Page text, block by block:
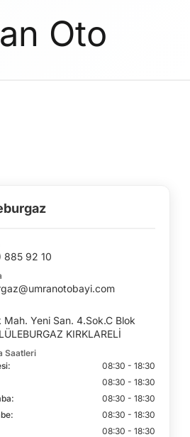
Oto
885 92 10
Mah. Yeni San. 4.Sok.C Blok
KIRKLARELİ
Saatleri
08:30 - 18:30
08:30 - 18:30
08:30 - 18:30
08:30 - 18:30
08:30 - 18:30